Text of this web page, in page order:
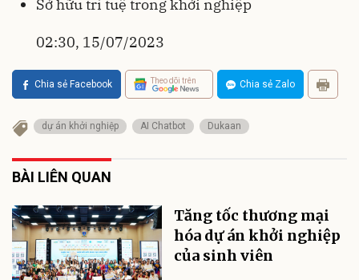
Sở hữu trí tuệ trong khởi nghiệp
02:30, 15/07/2023
Chia sẻ Facebook Theo dõi trên Chia sẻ Zalo
dự án khởi nghiệp AI Chatbot Dukaan
BÀI LIÊN QUAN
Tăng tốc thương mại
hóa dự án khởi nghiệp
của sinh viên